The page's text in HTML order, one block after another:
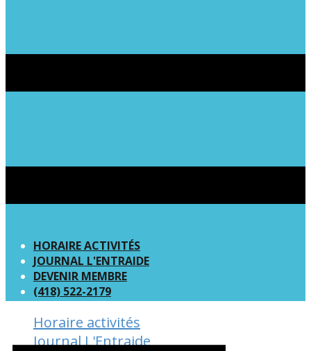
HORAIRE ACTIVITÉS
JOURNAL L'ENTRAIDE
DEVENIR MEMBRE
(418) 522-2179
Horaire activités
Journal L'Entraide